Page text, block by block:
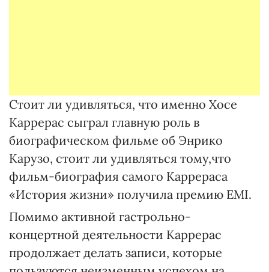
Стоит ли удивляться, что именно Хосе
Каррерас сыграл главную роль в
биографическом фильме об Энрико
Карузо, стоит ли удивляться тому,что
фильм-биография самого Каррераса
«История жизни» получила премию EMI.
Помимо активной гастрольно-
концертной деятельности Каррерас
продолжает делать записи, которые